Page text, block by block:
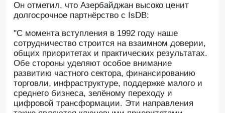
Он отметил, что Азербайджан высоко ценит
долгосрочное партнёрство с IsDB:
"С момента вступления в 1992 году наше
сотрудничество строится на взаимном доверии,
общих приоритетах и практических результатах.
Обе стороны уделяют особое внимание
развитию частного сектора, финансированию
торговли, инфраструктуре, поддержке малого и
среднего бизнеса, зелёному переходу и
цифровой трансформации. Эти направления